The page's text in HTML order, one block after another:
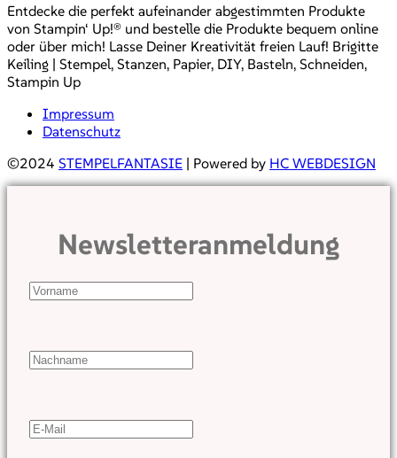
Entdecke die perfekt aufeinander abgestimmten Produkte
von Stampin‘ Up!® und bestelle die Produkte bequem online
oder über mich! Lasse Deiner Kreativität freien Lauf! Brigitte
Keiling | Stempel, Stanzen, Papier, DIY, Basteln, Schneiden,
Stampin Up
Impressum
Datenschutz
©2024 STEMPELFANTASIE | Powered by HC WEBDESIGN
Newsletteranmeldung